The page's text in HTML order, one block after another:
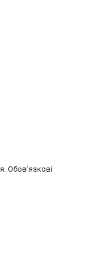
Обов’язкові